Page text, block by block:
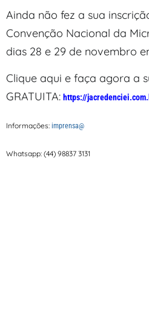
Ainda não fez a sua
Convenção Nacional da
dias 28 e 29 de novembro
Clique aqui e faça agora a
GRATUITA: https://
Informações: imprensa@
Whatsapp: (44) 98837 3131